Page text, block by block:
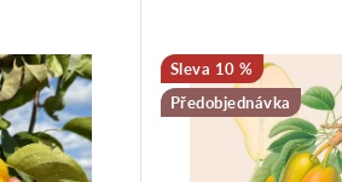
10 %
Předobjednávka